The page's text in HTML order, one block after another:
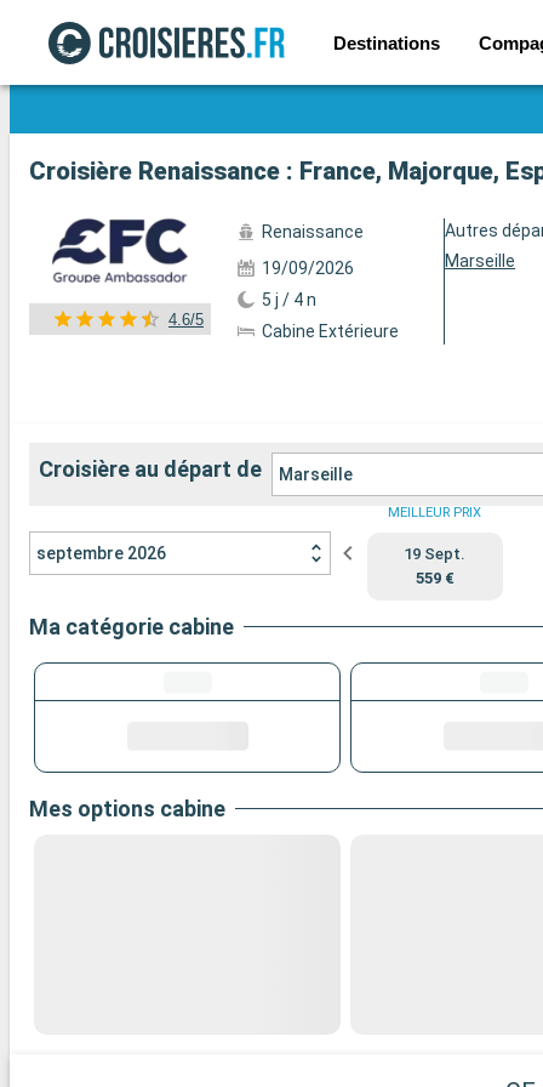
Destinations
Voir les 158 autres photos
Croisière Renaissance : France, Majorque,
4.6/5
Renaissance
19/09/2026
5 j / 4 n
Cabine Extérieure
Autres
Marseille
Croisière au départ de Marseille
septembre 2026
MEILLEUR PRIX
19 Sept.
559 €
Ma catégorie cabine
Mes options cabine